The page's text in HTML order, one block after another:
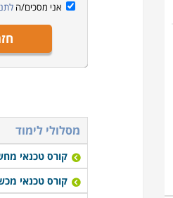
אני מסכים/ה
מסלולי לימוד
קורס טכנאי
קורס טכנאי